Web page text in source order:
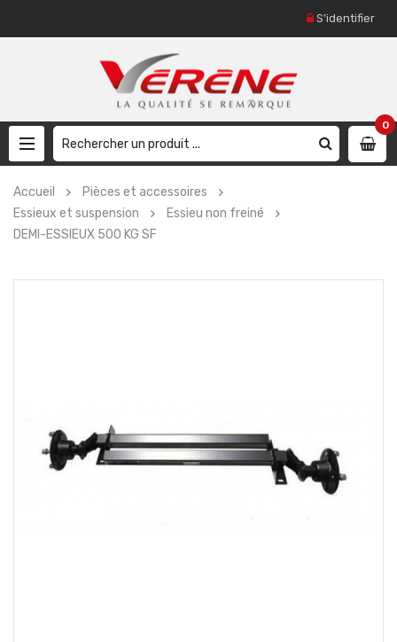
S'identifier
0
Accueil
Pièces et accessoires
Essieux et suspension
Essieu non freiné
DEMI-ESSIEUX 500 KG SF